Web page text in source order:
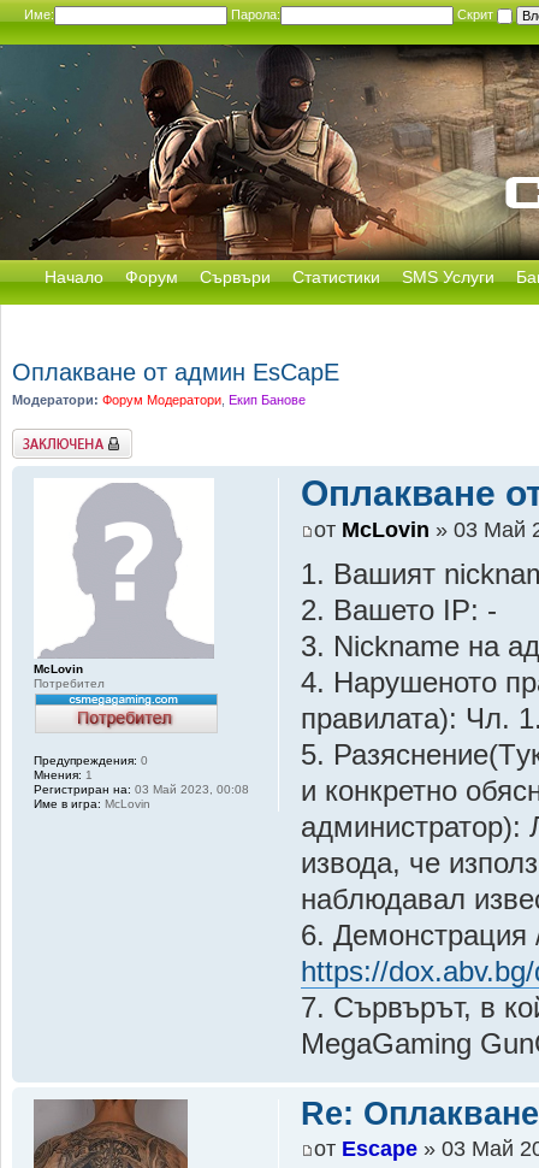
Име: Парола: Скрит
Начало Форум Сървъри Статистики SMS Услуги
Оплакване от админ EsCapE
Модератори: Форум Модератори Екип Банове
Заключена
Оплакване
от McLovin » 03 Май
1. Вашият
2. Вашето IP: -
3. Nickname на
4. Нарушеното
правилата): Чл.
5.
и конкретно
администратор):
извода, че
наблюдавал
6.
https://
7. Сървърът, в
MegaGaming
McLovin
Потребител
Предупреждения: 0
Мнения: 1
Регистриран на: 03 Май 2023, 00:08
Име в игра: McLovin
Re:
от Escape » 03 Май